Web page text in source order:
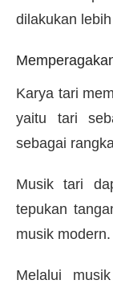
dilakukan
Karya tari
yaitu tari
sebagai
Musik tari
tepukan
musik modern.
Melalui